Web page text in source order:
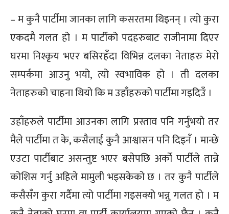
– म कुनै पार्टीमा जानका लागि कसरतमा थिइनन् । त्यो कुरा
एकदमै गलत हो । म पार्टीको पदहरुबाट राजीनामा दिएर
घरमा निश्कृय भएर बसिरहँदा विभिन्न दलका नेताहरु मेरो
सम्पर्कमा आउनु भयो, त्यो स्वभाविक हो । ती दलका
नेताहरुको चाहना थियो कि म उहाँहरुको पार्टीमा गइदिउँ ।
उहाँहरुले पार्टीमा आउनका लागि प्रस्ताव पनि गर्नुभयो तर
मैले पार्टीमा त के, कसैलाई कुनै आश्वासन पनि दिइनँ । मान्छे
एउटा पार्टीबाट असन्तुष्ट भएर बसेपछि अर्को पार्टीले तान्ने
कोशिस गर्नु अहिले मामुली भइसकेको छ । तर कुनै पार्टीले
कसैसँग कुरा गर्दैमा त्यो पार्टीमा गइसक्यो भन्नु गलत हो । म